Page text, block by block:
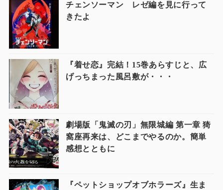
チェンソーマン レゼ編を見に行って
きたよ
『着せ恋』完結！15巻あらすじと、広
げっちまった風呂敷が・・・
劇場版「鬼滅の刃」無限城編 第一章 猗
窩座再来は、どこまでやるのか。簡単
感想とともに
『ペットショップオブホラーズ』生ま